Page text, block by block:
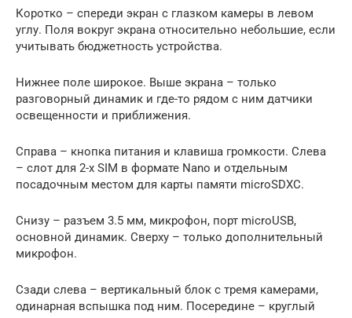
Коротко – спереди экран с глазком камеры в левом
углу. Поля вокруг экрана относительно небольшие, если
учитывать бюджетность устройства.
Нижнее поле широкое. Выше экрана – только
разговорный динамик и где-то рядом с ним датчики
освещенности и приближения.
Справа – кнопка питания и клавиша громкости. Слева
– слот для 2-х SIM в формате Nano и отдельным
посадочным местом для карты памяти microSDXC.
Снизу – разъем 3.5 мм, микрофон, порт microUSB,
основной динамик. Сверху – только дополнительный
микрофон.
Сзади слева – вертикальный блок с тремя камерами,
одинарная вспышка под ним. Посередине – круглый